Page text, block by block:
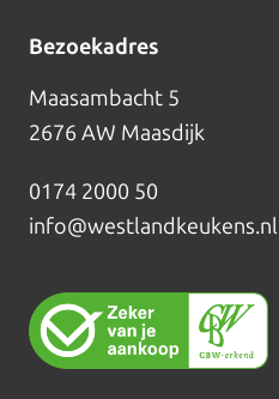
Bezoekadres
Maasambacht 5
2676 AW Maasdijk
0174 2000 50
info@westlandkeukens.nl